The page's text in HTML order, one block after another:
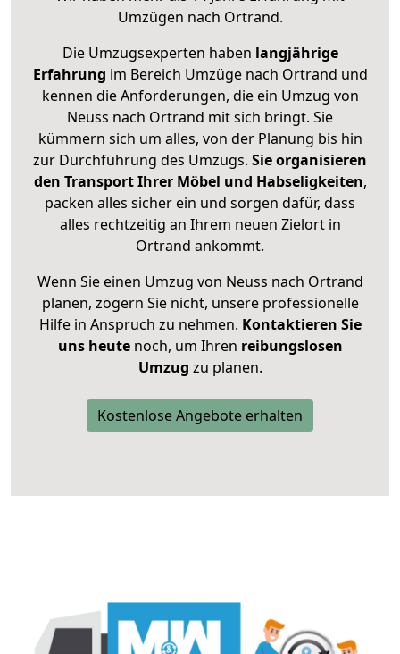
Umzügen nach Ortrand.
Die Umzugsexperten haben langjährige
Erfahrung im Bereich Umzüge nach Ortrand und
kennen die Anforderungen, die ein Umzug von
Neuss nach Ortrand mit sich bringt. Sie
kümmern sich um alles, von der Planung bis hin
zur Durchführung des Umzugs. Sie organisieren
den Transport Ihrer Möbel und Habseligkeiten,
packen alles sicher ein und sorgen dafür, dass
alles rechtzeitig an Ihrem neuen Zielort in
Ortrand ankommt.
Wenn Sie einen Umzug von Neuss nach Ortrand
planen, zögern Sie nicht, unsere professionelle
Hilfe in Anspruch zu nehmen. Kontaktieren Sie
uns heutenoch, um Ihren reibungslosen
Umzug zu planen.
Kostenlose Angebote erhalten